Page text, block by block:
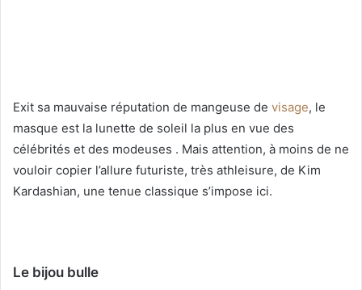
Exit sa mauvaise réputation de mangeuse de visage, le
masque est la lunette de soleil la plus en vue des
célébrités et des modeuses . Mais attention, à moins de ne
vouloir copier l’allure futuriste, très athleisure, de Kim
Kardashian, une tenue classique s’impose ici.
Le bijou bulle